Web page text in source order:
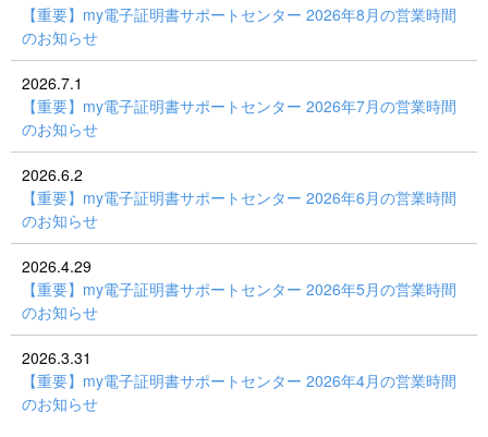
【重要】my電子証明書サポートセンター 2026年8月の営業時間
のお知らせ
2026.7.1
【重要】my電子証明書サポートセンター 2026年7月の営業時間
のお知らせ
2026.6.2
【重要】my電子証明書サポートセンター 2026年6月の営業時間
のお知らせ
2026.4.29
【重要】my電子証明書サポートセンター 2026年5月の営業時間
のお知らせ
2026.3.31
【重要】my電子証明書サポートセンター 2026年4月の営業時間
のお知らせ